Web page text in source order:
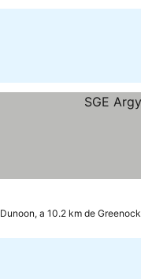
Dunoon, a 10.2 km de Greenock